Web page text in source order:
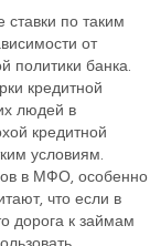
ставки по таким
от
политики банка.
кредитной
людей в
кредитной
условиям.
в МФО, особенно
что если в
дорога к займам